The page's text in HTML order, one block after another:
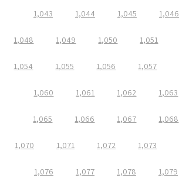
1,043 1,044 1,045 1,046
1,048 1,049 1,050 1,051
1,054 1,055 1,056 1,057
1,060 1,061 1,062 1,063
1,065 1,066 1,067 1,068
1,070 1,071 1,072 1,073
1,076 1,077 1,078 1,079